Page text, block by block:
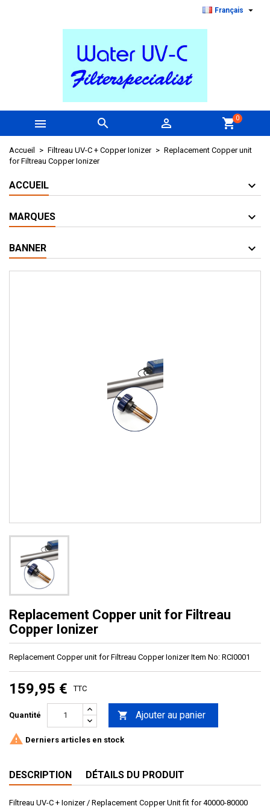
Français 
   shopping_cart0
Accueil Filtreau UV-C + Copper Ionizer
Replacement Copper unit
for Filtreau Copper Ionizer
ACCUEIL
MARQUES
BANNER
Replacement Copper unit for Filtreau
Copper Ionizer
Replacement Copper unit for Filtreau Copper Ionizer Item No: RCI0001
159,95 € TTC
Quantité  Ajouter au panier
 Derniers articles en stock
DESCRIPTION DÉTAILS DU PRODUIT
Filtreau UV-C + Ionizer / Replacement Copper Unit fit for 40000-80000